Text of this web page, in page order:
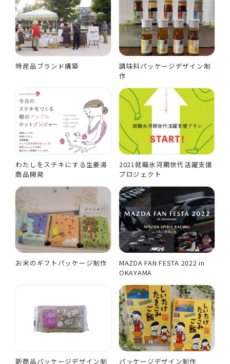
特産品ブランド構築
調味料パッケージデザイン制
作
わたしをステキにする生姜湯
商品開発
2021就職氷河期世代活躍支援
プロジェクト
お米のギフトパッケージ制作
MAZDA FAN FESTA 2022 in
OKAYAMA
新商品パッケージデザイン制
パッケージデザイン制作